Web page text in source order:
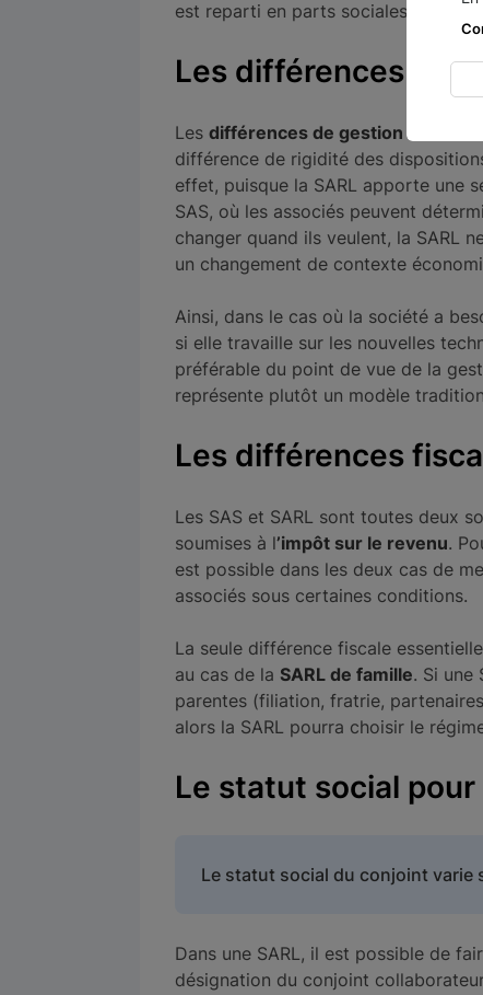
est reparti en parts sociales.
Les différences de
Les différences de gestion entre la
différence de rigidité des
effet, puisque la SARL apporte une
SAS, où les associés peuvent
changer quand ils veulent, la SARL
un changement de contexte
Ainsi, dans le cas où la société a
si elle travaille sur les nouvelles
préférable du point de vue de la
représente plutôt un modèle
Les différences
Les SAS et SARL sont toutes deux
soumises à l’impôt sur le revenu.
est possible dans les deux cas de
associés sous certaines conditions.
La seule différence fiscale
au cas de la SARL de famille. Si une
parentes (filiation, fratrie,
alors la SARL pourra choisir le
Le statut social
Le statut social du conjoint varie
Dans une SARL, il est possible de
désignation du conjoint